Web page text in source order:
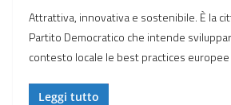
Attrattiva, innovativa e sostenibile. È la
Partito Democratico che intende
contesto locale le best practices europee
Leggi tutto